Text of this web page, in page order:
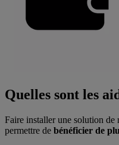
Quelles sont les
Faire installer une solution de
permettre de bénéficier de